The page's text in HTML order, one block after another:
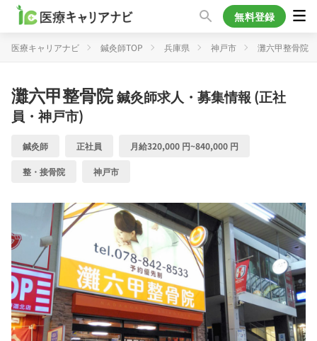
無料登録
医療キャリアナビ 鍼灸師TOP 兵庫県 神戸市 灘六甲整骨院
灘六甲整骨院鍼灸師求人・募集情報 (正社
員・神戸市)
鍼灸師 正社員 月給320,000 円~840,000 円
整・接骨院 神戸市